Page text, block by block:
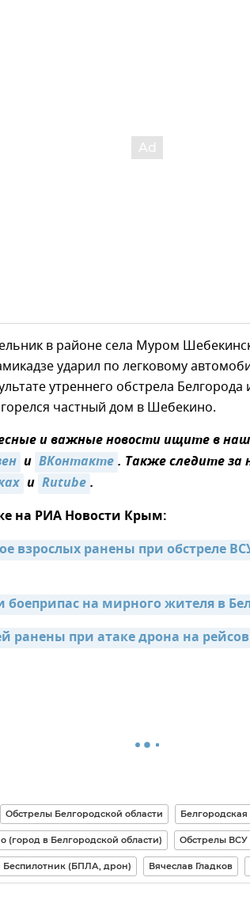
в районе села Муром
ударил по легковому
утреннего обстрела Белгорода
частный дом в Шебекино.
и важные новости ищите в
и ВКонтакте. Также следите за
и Rutube.
на РИА Новости Крым:
взрослых ранены при обстреле
боеприпас на мирного жителя в
ранены при атаке дрона на
Обстрелы Белгородской области Белгородская
(город в Белгородской области) Обстрелы ВСУ
Беспилотник (БПЛА, дрон) Вячеслав Гладков